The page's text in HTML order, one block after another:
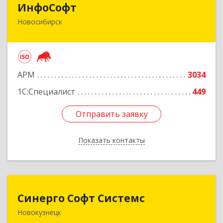
ИнфоСофт
Новосибирск
АРМ
3034
1С:Специалист
449
Отправить заявку
Показать контакты
630091, Новосибирская обл, Новосибирск г,
Отправить заявку
Назад
Синерго Софт Системс
Новокузнецк
Синерго Софт Системс
654005, Кемеровская обл, Новокузнецк г,